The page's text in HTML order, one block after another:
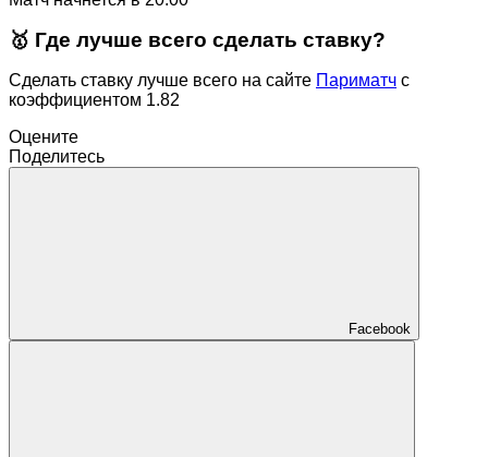
🥇 Где лучше всего сделать ставку?
Сделать ставку лучше всего на сайте Париматч с
коэффициентом 1.82
Оцените
Поделитесь
Facebook